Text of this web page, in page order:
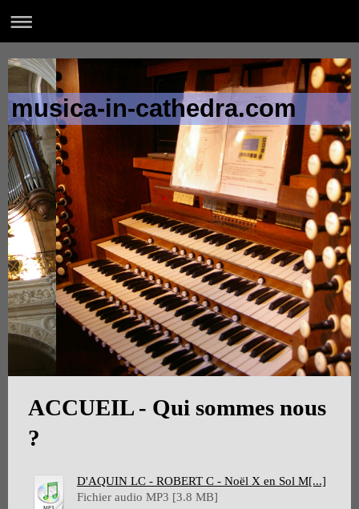
musica-in-cathedra.com
ACCUEIL - Qui sommes nous
?
D'AQUIN LC - ROBERT C - Noël X en Sol M[...]
Fichier audio MP3 [3.8 MB]